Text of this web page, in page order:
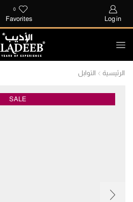
Log in
0
Favorites
الرئيسية التوابل
SALE